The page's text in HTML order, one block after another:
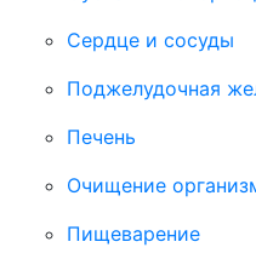
Сердце и сосуды
Поджелудочная
Печень
Очищение
Пищеварение